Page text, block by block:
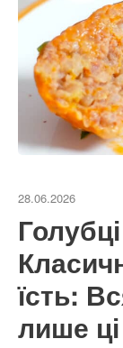
28.06.2026
їсть:
лише ці